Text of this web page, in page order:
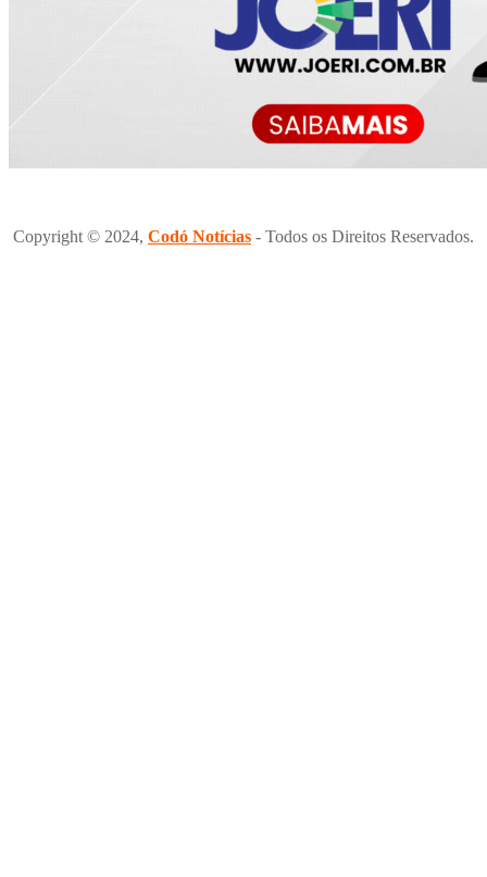
Copyright © 2024, Codó Notícias - Todos os Direitos Reservados.